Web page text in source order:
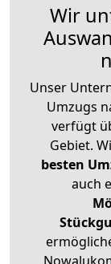
Wir
Unser
Umzugs
verfügt
Gebiet.
besten
auch